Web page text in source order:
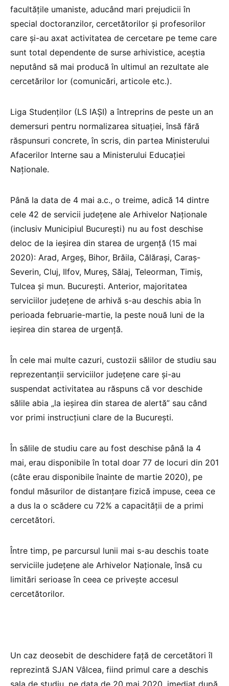
facultățile umaniste, aducând mari prejudicii în
special doctoranzilor, cercetătorilor și profesorilor
care și-au axat activitatea de cercetare pe teme care
sunt total dependente de surse arhivistice, aceștia
neputând să mai producă în ultimul an rezultate ale
cercetărilor lor (comunicări, articole etc.).
Liga Studenților (LS IAȘI) a întreprins de peste un an
demersuri pentru normalizarea situației, însă fără
răspunsuri concrete, în scris, din partea Ministerului
Afacerilor Interne sau a Ministerului Educației
Naționale.
Până la data de 4 mai a.c., o treime, adică 14 dintre
cele 42 de servicii județene ale Arhivelor Naționale
(inclusiv Municipiul București) nu au fost deschise
deloc de la ieșirea din starea de urgență (15 mai
2020): Arad, Argeș, Bihor, Brăila, Călărași, Caraș-
Severin, Cluj, Ilfov, Mureș, Sălaj, Teleorman, Timiș,
Tulcea și mun. București. Anterior, majoritatea
serviciilor județene de arhivă s-au deschis abia în
perioada februarie-martie, la peste nouă luni de la
ieșirea din starea de urgență.
În cele mai multe cazuri, custozii sălilor de studiu sau
reprezentanții serviciilor județene care și-au
suspendat activitatea au răspuns că vor deschide
sălile abia „la ieșirea din starea de alertă” sau când
vor primi instrucțiuni clare de la București.
În sălile de studiu care au fost deschise până la 4
mai, erau disponibile în total doar 77 de locuri din 201
(câte erau disponibile înainte de martie 2020), pe
fondul măsurilor de distanțare fizică impuse, ceea ce
a dus la o scădere cu 72% a capacității de a primi
cercetători.
Între timp, pe parcursul lunii mai s-au deschis toate
serviciile județene ale Arhivelor Naționale, însă cu
limitări serioase în ceea ce privește accesul
cercetătorilor.
Un caz deosebit de deschidere față de cercetători îl
reprezintă SJAN Vâlcea, fiind primul care a deschis